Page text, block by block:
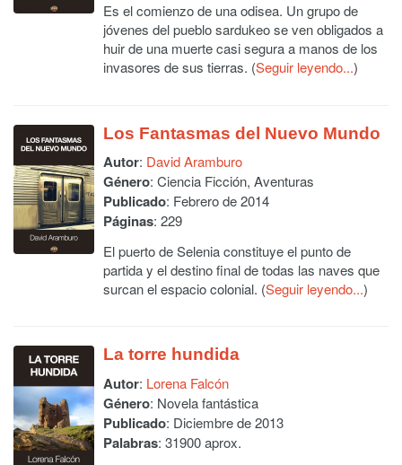
Es el comienzo de una odisea. Un grupo de
jóvenes del pueblo sardukeo se ven obligados a
huir de una muerte casi segura a manos de los
invasores de sus tierras. (Seguir leyendo...)
Los Fantasmas del Nuevo Mundo
Autor: David Aramburo
Género: Ciencia Ficción, Aventuras
Publicado: Febrero de 2014
Páginas: 229
El puerto de Selenia constituye el punto de
partida y el destino final de todas las naves que
surcan el espacio colonial. (Seguir leyendo...)
La torre hundida
Autor: Lorena Falcón
Género: Novela fantástica
Publicado: Diciembre de 2013
Palabras: 31900 aprox.